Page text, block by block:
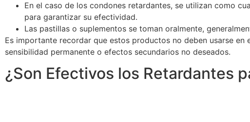
En el caso de los condones retardantes, se utilizan como
para garantizar su efectividad.
Las pastillas o suplementos se toman oralmente,
Es importante recordar que estos productos no deben usarse
sensibilidad permanente o efectos secundarios no deseados.
¿Son Efectivos los Retardantes